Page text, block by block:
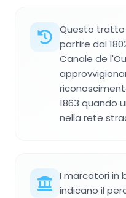
Questo tratto
partire dal
Canale de
1863 quando
nella rete
I marcatori in
indicano il